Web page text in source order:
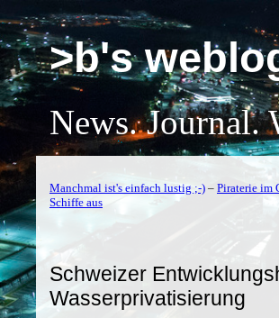
>b's
News. Journal.
Manchmal ist's einfach lustig ;-) – Piraterie im
Schiffe aus
Schweizer
Wasserprivatisierung